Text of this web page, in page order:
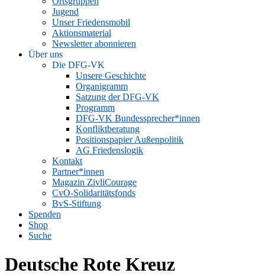
Jugend
Unser Friedensmobil
Aktionsmaterial
Newsletter abonnieren
Über uns
Die DFG-VK
Unsere Geschichte
Organigramm
Satzung der DFG-VK
Programm
DFG-VK Bundessprecher*innen
Konfliktberatung
Positionspapier Außenpolitik
AG Friedenslogik
Kontakt
Partner*innen
Magazin ZivliCourage
CvO-Solidaritätsfonds
BvS-Stiftung
Spenden
Shop
Suche
Deutsche Rote Kreuz